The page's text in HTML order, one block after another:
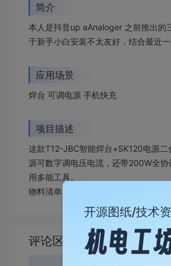
简介
本人是抖音up aAnaloger 之前推出的
于新手小白安装不太友好，结合最近
应用场景
焊台 可调电源 手机快充
项目描述
这款T12-JBC智能焊台+SK120电源
源可数字调电压电流，还带200W全
用多能工具。
物料清单和安装教程关注抖音
失
评论区
开源图纸/技术